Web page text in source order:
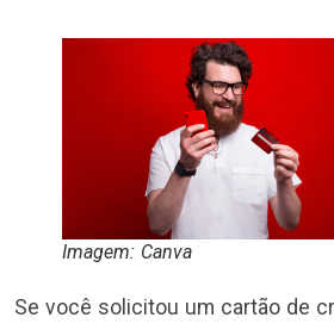
Imagem: Canva
Se você solicitou um cartão de